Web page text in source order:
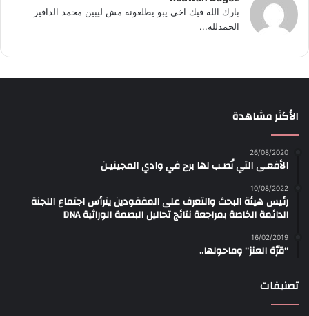
بارك الله فيك اخي يبو يطلعونه مش ليبين محمد الداقيز
الحمدلله...
الأكثر مشاهدة
26/08/2020
الأفعـى التي نُصـب لها برج في وادي المجينيـن
10/08/2022
رئيس هيئة البحث والتعرف على المفقودين يترأس اجتماع اللجنة
الدائمة الخاصة بمراجعة نتائج تحاليل البصمة الوراثية DNA
16/02/2019
“قرّة العنز” وماحولها..
تصنيفات